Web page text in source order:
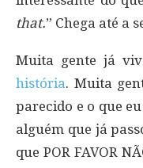
that.” Chega até a
Muita gente já
história. Muita
parecido e o que
alguém que já
que POR FAVOR